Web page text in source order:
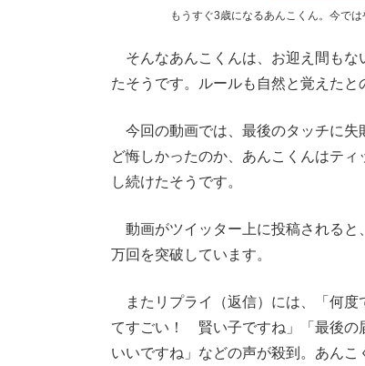
もうすぐ3歳になるあんこくん。今で
そんなあんこくんは、お迎え間もな
たそうです。ルールも自然と覚えたと
今回の動画では、最後のタッチに失
ど悔しかったのか、あんこくんはテ
し続けたそうです。
動画がツイッター上に投稿されると
万回を突破しています。
またリプライ（返信）には、「何度
てすごい！ 賢い子ですね」「最後の
いいですね」などの声が殺到。あん